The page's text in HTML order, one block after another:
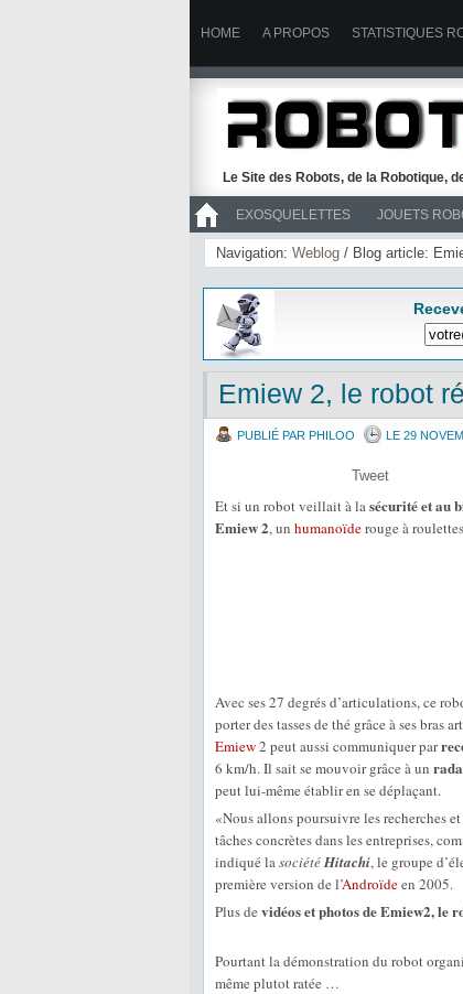
HOME A PROPOS STATISTIQUES
Le Site des Robots, de la Robotique,
EXOSQUELETTES JOUETS
>> ROBOTS
Navigation: Weblog / Blog article:
Emiew 2, le robot
PUBLIÉ PAR PHILOO LE 29
Tweet
Et si un robot veillait à lasécurité et au
Emiew 2, un humanoïderouge à
Avec ses 27 degrés d’articulations, ce
porter des tasses de thé grâce à ses bras
Emiew2 peut aussi communiquer par
6 km/h. Il sait se mouvoir grâce à un
peut lui-même établir en se déplaçant.
«Nous allons poursuivre les recherches
tâches concrètes dans les entreprises,
indiqué lasociétéHitachi, le groupe
première version de l’Androïdeen 2005.
Plus de vidéos et photos de Emiew2, le
Pourtant la démonstration du robot
même plutot ratée …